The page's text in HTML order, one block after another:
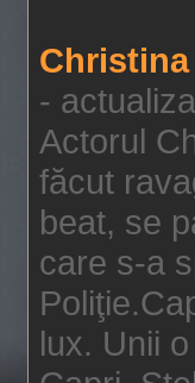
-
Actorul
făcut
beat, se
care s-a
lux. Unii